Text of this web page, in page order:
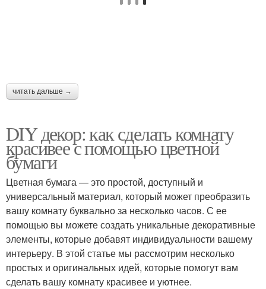
читать дальше →
DIY декор: как сделать комнату
красивее с помощью цветной
бумаги
Цветная бумага — это простой, доступный и
универсальный материал, который может преобразить
вашу комнату буквально за несколько часов. С ее
помощью вы можете создать уникальные декоративные
элементы, которые добавят индивидуальности вашему
интерьеру. В этой статье мы рассмотрим несколько
простых и оригинальных идей, которые помогут вам
сделать вашу комнату красивее и уютнее.